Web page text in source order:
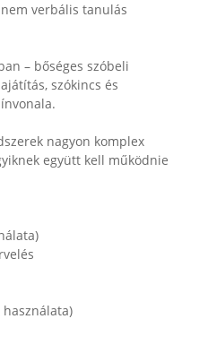
verbális tanulás
– bőséges szóbeli
szókincs és
nagyon komplex
együtt kell működnie